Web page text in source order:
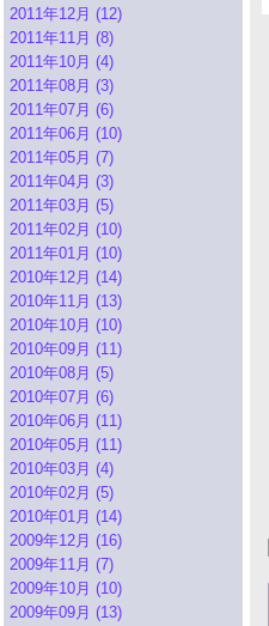
2011年12月 (12)
2011年11月 (8)
2011年10月 (4)
2011年08月 (3)
2011年07月 (6)
2011年06月 (10)
2011年05月 (7)
2011年04月 (3)
2011年03月 (5)
2011年02月 (10)
2011年01月 (10)
2010年12月 (14)
2010年11月 (13)
2010年10月 (10)
2010年09月 (11)
2010年08月 (5)
2010年07月 (6)
2010年06月 (11)
2010年05月 (11)
2010年03月 (4)
2010年02月 (5)
2010年01月 (14)
2009年12月 (16)
2009年11月 (7)
2009年10月 (10)
2009年09月 (13)